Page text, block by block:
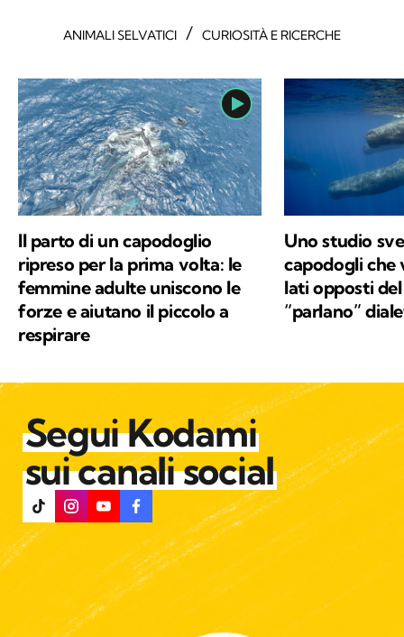
ANIMALI SELVATICI / CURIOSITÀ E RICERCHE
Il parto di un capodoglio
ripreso per la prima volta: le
femmine adulte uniscono le
forze e aiutano il piccolo a
respirare
Uno studio
capodogli che
lati opposti
“parlano”
Segui Kodami
sui canali social